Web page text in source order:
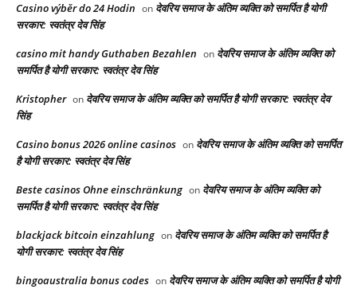
Casino výběr do 24 Hodin on देवरिय समाज के अंतिम व्यक्ति को समर्पित है योगी
सरकार: स्वतंत्र देव सिंह
casino mit handy Guthaben Bezahlen on देवरिय समाज के अंतिम व्यक्ति को
समर्पित है योगी सरकार: स्वतंत्र देव सिंह
Kristopher on देवरिय समाज के अंतिम व्यक्ति को समर्पित है योगी सरकार: स्वतंत्र देव
सिंह
Casino bonus 2026 online casinos on देवरिय समाज के अंतिम व्यक्ति को समर्पित
है योगी सरकार: स्वतंत्र देव सिंह
Beste casinos Ohne einschränkung on देवरिय समाज के अंतिम व्यक्ति को
समर्पित है योगी सरकार: स्वतंत्र देव सिंह
blackjack bitcoin einzahlung on देवरिय समाज के अंतिम व्यक्ति को समर्पित है
योगी सरकार: स्वतंत्र देव सिंह
bingoaustralia bonus codes on देवरिय समाज के अंतिम व्यक्ति को समर्पित है योगी